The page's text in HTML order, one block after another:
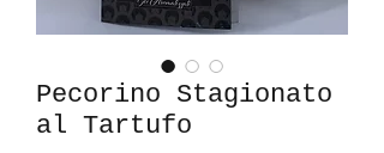
Pecorino Stagionato
al Tartufo